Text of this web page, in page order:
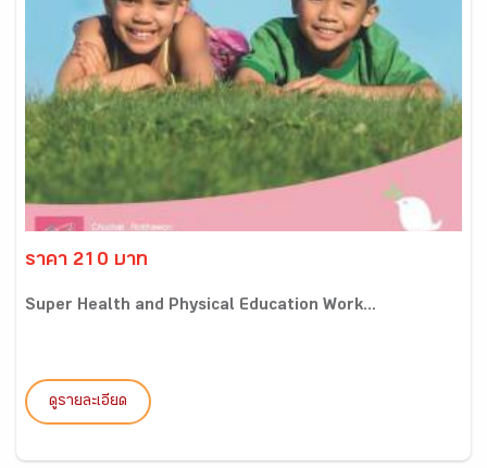
ราคา 210 บาท
Super Health and Physical Education Work...
ดูรายละเอียด